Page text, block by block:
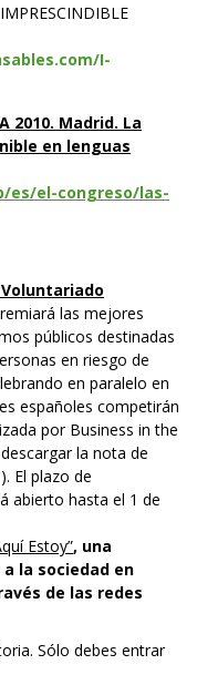
I-
2010. Madrid. La
en lenguas
es/el-congreso/las-
las mejores
públicos destinadas
en riesgo de
en paralelo en
españoles competirán
por Business in the
la nota de
). El plazo de
abierto hasta el 1 de
Estoy”, una
la sociedad en
de las redes
Sólo debes entrar